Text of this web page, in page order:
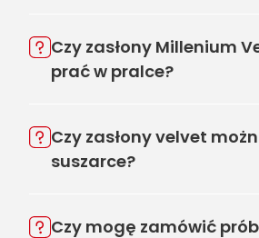
Czy zasłony Millenium
prać w pralce?
Czy zasłony velvet
suszarce?
Czy mogę zamówić